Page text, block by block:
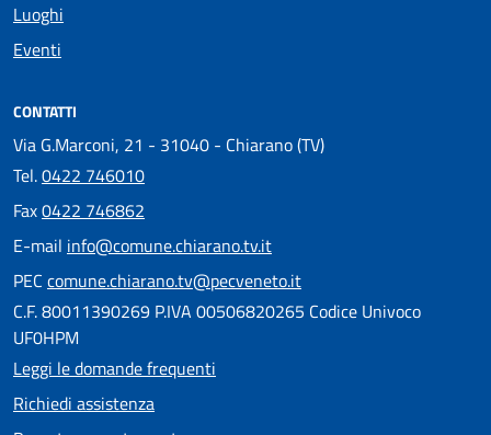
Luoghi
Eventi
CONTATTI
Via G.Marconi, 21 - 31040 - Chiarano (TV)
Tel.0422 746010
Fax0422 746862
E-mail info@comune.chiarano.tv.it
PEC comune.chiarano.tv@pecveneto.it
C.F. 80011390269 P.IVA 00506820265 Codice Univoco
UF0HPM
Leggi le domande frequenti
Richiedi assistenza